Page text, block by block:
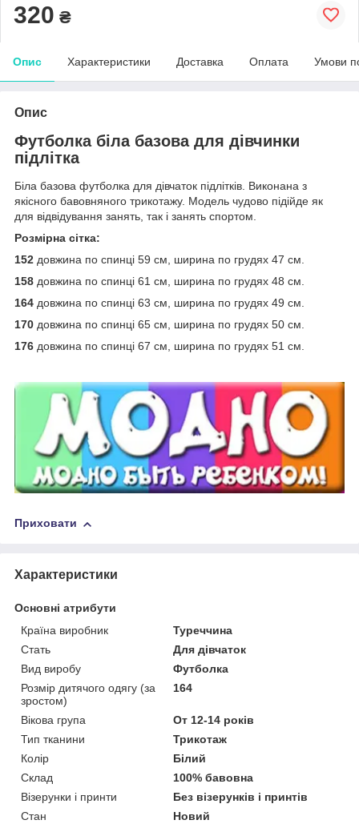
320 ₴
Опис Характеристики Доставка Оплата Умови
Опис
Футболка біла базова для дівчинки
підлітка
Біла базова футболка для дівчаток підлітків. Виконана з
якісного бавовняного трикотажу. Модель чудово підійде як
для відвідування занять, так і занять спортом.
Розмірна сітка:
152 довжина по спинці 59 см, ширина по грудях 47 см.
158 довжина по спинці 61 см, ширина по грудях 48 см.
164 довжина по спинці 63 см, ширина по грудях 49 см.
170 довжина по спинці 65 см, ширина по грудях 50 см.
176 довжина по спинці 67 см, ширина по грудях 51 см.
Приховати
Характеристики
Основні атрибути
Країна виробник
Туреччина
Стать
Для дівчаток
Вид виробу
Футболка
Розмір дитячого одягу (за
зростом)
164
Вікова група
От 12-14 років
Тип тканини
Трикотаж
Колір
Білий
Склад
100% бавовна
Візерунки і принти
Без візерунків і принтів
Стан
Новий